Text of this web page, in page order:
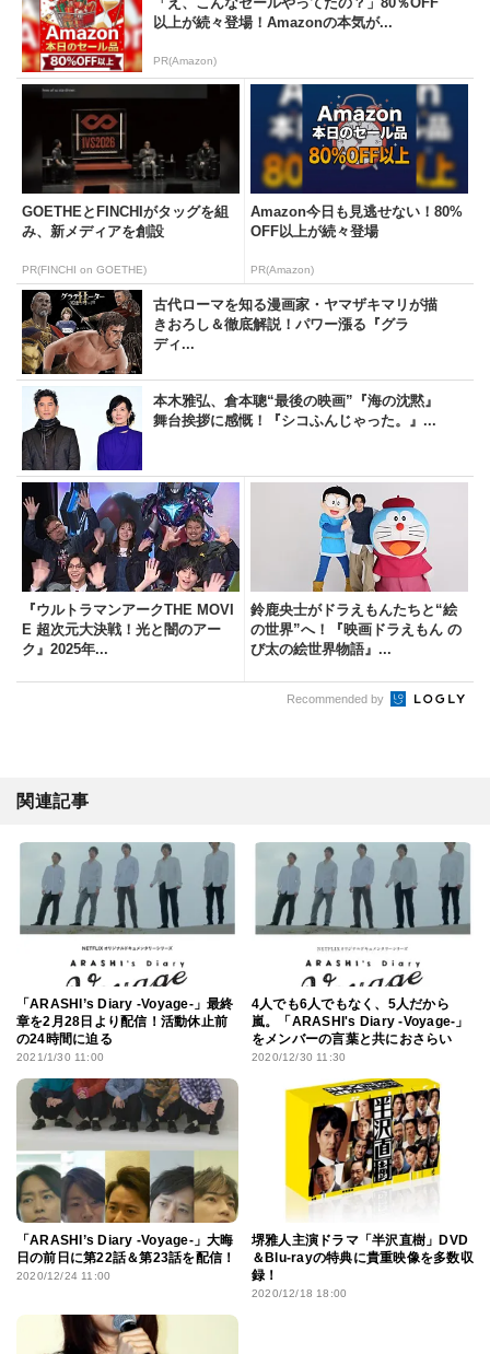
以上が続々登場！Amazonの本気が...
PR(Amazon)
GOETHEとFINCHIがタッグを組
み、新メディアを創設
PR(FINCHI on GOETHE)
Amazon今日も見逃せない！80%
OFF以上が続々登場
PR(Amazon)
古代ローマを知る漫画家・ヤマザキマリが描
きおろし＆徹底解説！パワー漲る『グラ
ディ...
本木雅弘、倉本聰“最後の映画”『海の沈黙』
舞台挨拶に感慨！『シコふんじゃった。』...
『ウルトラマンアークTHE MOVI
E 超次元大決戦！光と闇のアー
ク』2025年...
鈴鹿央士がドラえもんたちと“絵
の世界”へ！『映画ドラえもん の
び太の絵世界物語』...
Recommended by
関連記事
「ARASHI’s Diary -Voyage-」最終
章を2月28日より配信！活動休止前
の24時間に迫る
2021/1/30 11:00
4人でも6人でもなく、5人だから
嵐。「ARASHI's Diary -Voyage-」
をメンバーの言葉と共におさらい
2020/12/30 11:30
「ARASHI’s Diary -Voyage-」大晦
日の前日に第22話＆第23話を配信！
2020/12/24 11:00
堺雅人主演ドラマ「半沢直樹」DVD
＆Blu-rayの特典に貴重映像を多数収
録！
2020/12/18 18:00